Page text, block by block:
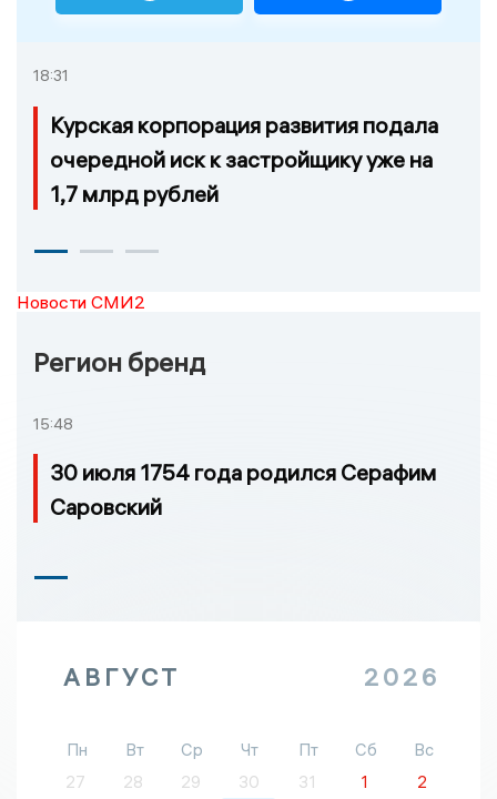
18:31
Курская корпорация развития подала
очередной иск к застройщику уже на
1,7 млрд рублей
Новости СМИ2
Регион бренд
15:48
30 июля 1754 года родился Серафим
Саровский
АВГУСТ 2026
Пн Вт Ср Чт Пт Сб
Вс
27
28 29 30 31 1
2